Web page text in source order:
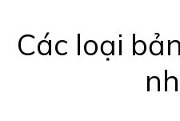
Các loại